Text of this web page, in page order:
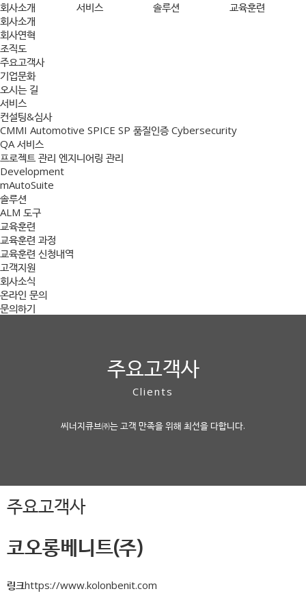
회사소개 서비스 솔루션
교육훈련
회사소개
회사연혁
조직도
주요고객사
기업문화
오시는 길
서비스
컨설팅&심사
CMMI Automotive SPICE SP 품질인증Cybersecurity
QA 서비스
프로젝트 관리 엔지니어링 관리
Development
mAutoSuite
솔루션
ALM 도구
교육훈련
교육훈련 과정
교육훈련 신청내역
고객지원
회사소식
온라인 문의
문의하기
주요고객사
Clients
씨너지큐브㈜는 고객 만족을 위해 최선을 다합니다.
주요고객사
코오롱베니트(주)
링크https://www.kolonbenit.com